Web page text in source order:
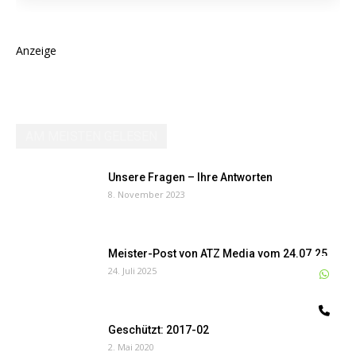
Anzeige
Unsere Fragen – Ihre Antworten
8. November 2023
Meister-Post von ATZ Media vom 24.07.25
24. Juli 2025
Geschützt: 2017-02
2. Mai 2020